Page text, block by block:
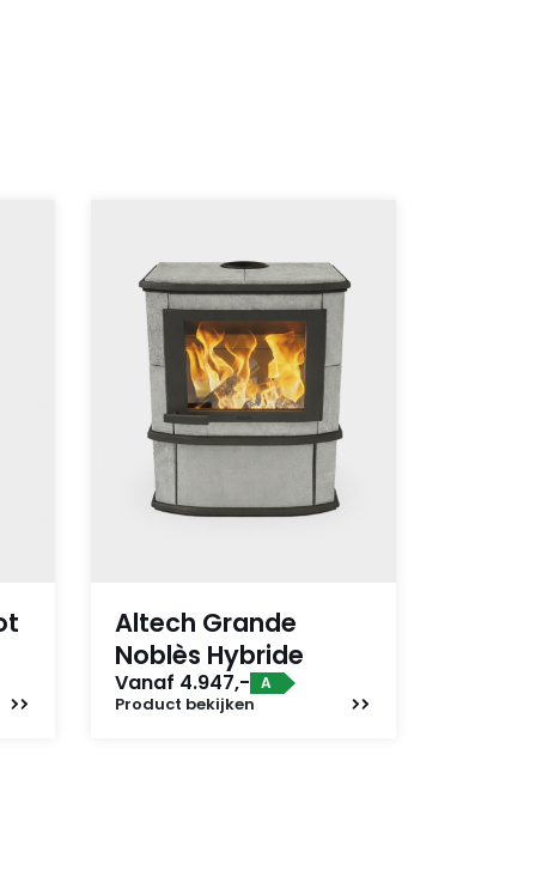
Altech Grande
Noblès Hybride
Vanaf 4.947,- A
Product bekijken